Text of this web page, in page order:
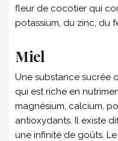
fleur de cocotier qui
potassium, du zinc, du
Miel
Une substance sucrée
qui est riche en
magnésium, calcium,
antioxydants. Il existe
une infinité de goûts.